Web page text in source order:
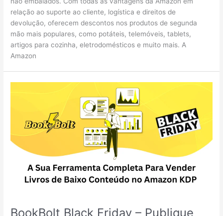
relação ao suporte ao cliente, logística e direitos de
devolução, oferecem descontos nos produtos de segunda
mão mais populares, como potáteis, telemóveis, tablets,
artigos para cozinha, eletrodomésticos e muito mais. A
Amazon
BookBolt Black Friday – Publique